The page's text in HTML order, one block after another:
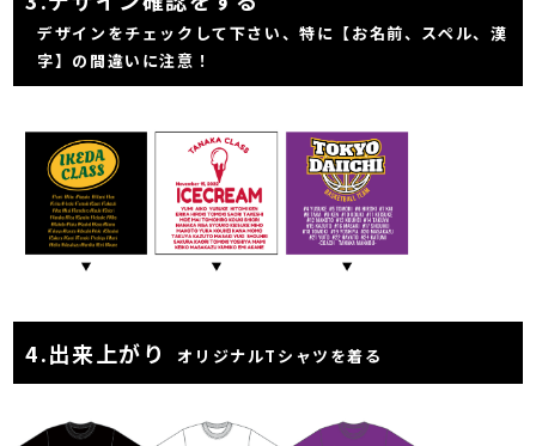
デザインをチェックして下さい、特に【お名前、スペル、漢
字】の間違いに注意！
4.出来上がり オリジナルTシャツを着る